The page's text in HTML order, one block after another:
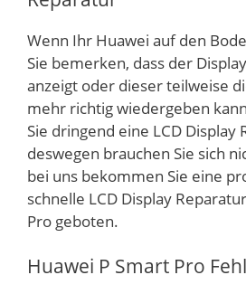
Wenn Ihr Huawei auf den
Sie bemerken, dass der
anzeigt oder dieser teilweise
mehr richtig wiedergeben
Sie dringend eine LCD Display
deswegen brauchen Sie sich
bei uns bekommen Sie eine
schnelle LCD Display
Pro geboten.
Huawei P Smart Pro